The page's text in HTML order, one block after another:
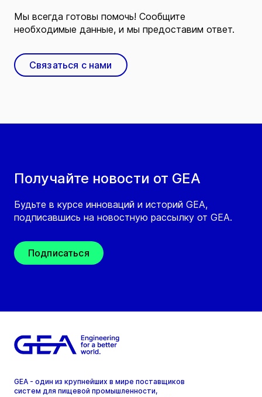
Получайте новости от GEA
Будьте в курсе инноваций и историй GEA,
подписавшись на новостную рассылку от GEA.
Подписаться
Мы всегда готовы помочь! Сообщите
необходимые данные, и мы предоставим ответ.
Связаться с нами
GEA - один из крупнейших в мире поставщиков
систем для пищевой промышленности,